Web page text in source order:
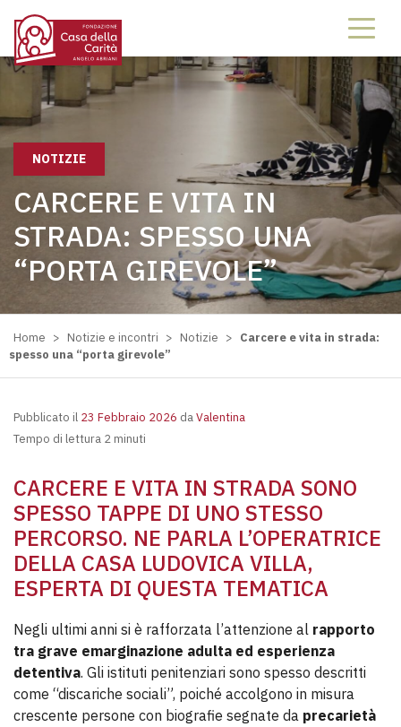
NOTIZIE
CARCERE E VITA IN
STRADA: SPESSO UNA
“PORTA GIREVOLE”
Home > Notizie e incontri > Notizie > Carcere e vita in strada:
spesso una “porta girevole”
Pubblicato il 23 Febbraio 2026 daValentina
Tempo di lettura 2 minuti
CARCERE E VITA IN STRADA SONO
SPESSO TAPPE DI UNO STESSO
PERCORSO. NE PARLA L’OPERATRICE
DELLA CASA LUDOVICA VILLA,
ESPERTA DI QUESTA TEMATICA
Negli ultimi anni si è rafforzata l’attenzione al rapporto
tra grave emarginazione adulta ed esperienza
detentiva. Gli istituti penitenziari sono spesso descritti
come “discariche sociali”, poiché accolgono in misura
crescente persone con biografie segnate da precarietà